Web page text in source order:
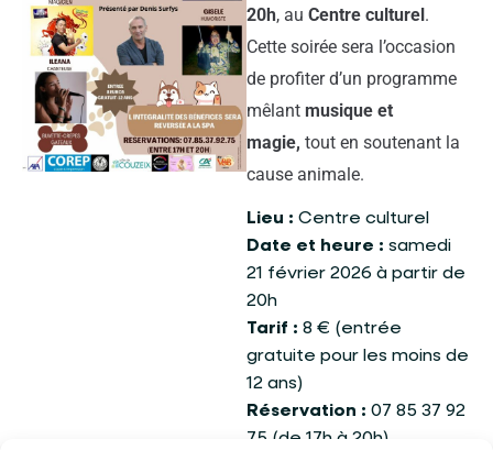
20h, au Centre culturel .
Cette soirée sera l’occasion
de profiter d’un programme
mêlant musique et
magie, tout en soutenant la
cause animale.
Lieu : Centre culturel
Date et heure : samedi
21 février 2026 à partir de
20h
Tarif : 8 € (entrée
gratuite pour les moins de
12 ans)
Réservation : 07 85 37 92
75 (de 17h à 20h)